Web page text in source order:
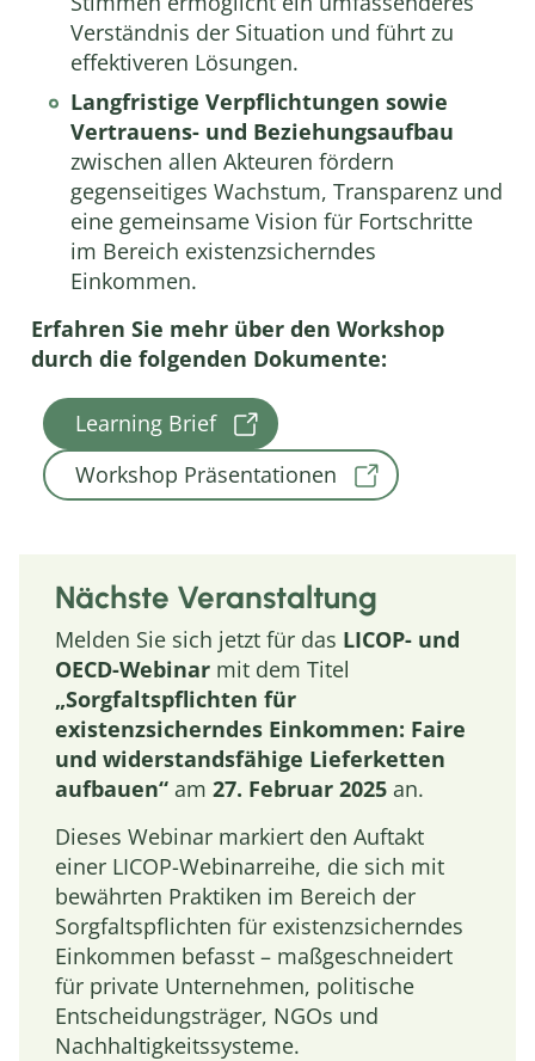
Verständnis der Situation und führt zu
effektiveren Lösungen.
Langfristige Verpflichtungen sowie
Vertrauens- und Beziehungsaufbau
zwischen allen Akteuren fördern
gegenseitiges Wachstum, Transparenz und
eine gemeinsame Vision für Fortschritte
im Bereich existenzsicherndes
Einkommen.
Erfahren Sie mehr über den Workshop
durch die folgenden Dokumente:
Learning Brief
Workshop Präsentationen
Nächste Veranstaltung
Melden Sie sich jetzt für das LICOP- und
OECD-Webinar mit dem Titel
„Sorgfaltspflichten für
existenzsicherndes Einkommen: Faire
und widerstandsfähige Lieferketten
aufbauen“ am 27. Februar 2025 an.
Dieses Webinar markiert den Auftakt
einer LICOP-Webinarreihe, die sich mit
bewährten Praktiken im Bereich der
Sorgfaltspflichten für existenzsicherndes
Einkommen befasst – maßgeschneidert
für private Unternehmen, politische
Entscheidungsträger, NGOs und
Nachhaltigkeitssysteme.